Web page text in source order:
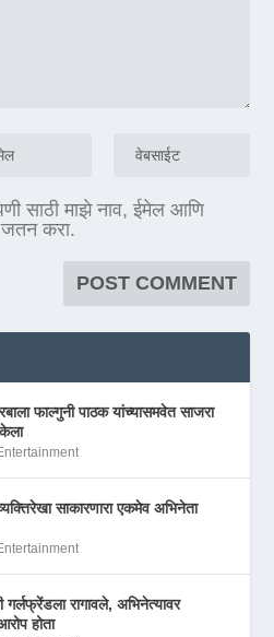
साठी माझे नाव, ईमेल आणि
करा.
फाल्गुनी पाठक यांच्यासमवेत साजरा
साकारणारा एकमेव अभिनेता
गर्लफ्रेंडला रागावले, अभिनेत्यावर
होता